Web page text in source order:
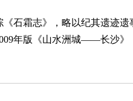
石霜志》，略以纪其遗迹遗
年版《山水洲城——长沙》